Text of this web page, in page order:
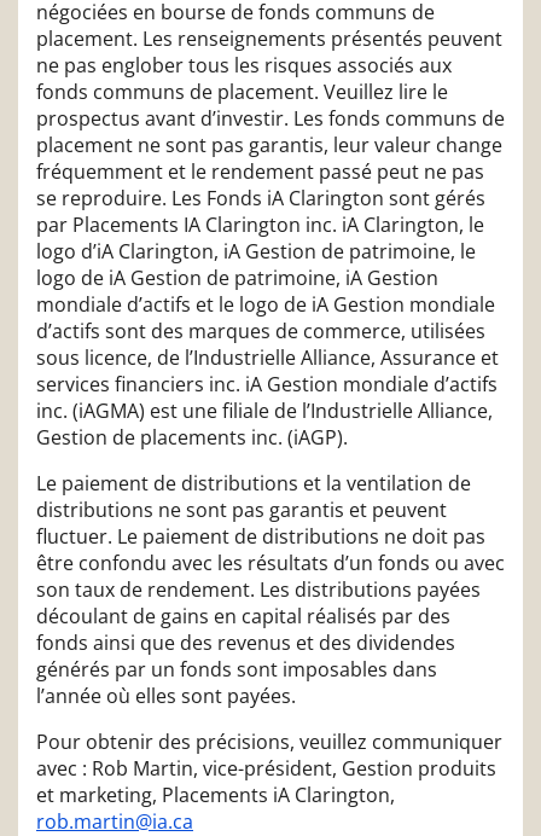
négociées en bourse de fonds communs de
placement. Les renseignements présentés peuvent
ne pas englober tous les risques associés aux
fonds communs de placement. Veuillez lire le
prospectus avant d’investir. Les fonds communs de
placement ne sont pas garantis, leur valeur change
fréquemment et le rendement passé peut ne pas
se reproduire. Les Fonds iA Clarington sont gérés
par Placements IA Clarington inc. iA Clarington, le
logo d’iA Clarington, iA Gestion de patrimoine, le
logo de iA Gestion de patrimoine, iA Gestion
mondiale d’actifs et le logo de iA Gestion mondiale
d’actifs sont des marques de commerce, utilisées
sous licence, de l’Industrielle Alliance, Assurance et
services financiers inc. iA Gestion mondiale d’actifs
inc. (iAGMA) est une filiale de l’Industrielle Alliance,
Gestion de placements inc. (iAGP).
Le paiement de distributions et la ventilation de
distributions ne sont pas garantis et peuvent
fluctuer. Le paiement de distributions ne doit pas
être confondu avec les résultats d’un fonds ou avec
son taux de rendement. Les distributions payées
découlant de gains en capital réalisés par des
fonds ainsi que des revenus et des dividendes
générés par un fonds sont imposables dans
l’année où elles sont payées.
Pour obtenir des précisions, veuillez communiquer
avec : Rob Martin, vice-président, Gestion produits
et marketing, Placements iA Clarington,
rob.martin@ia.ca